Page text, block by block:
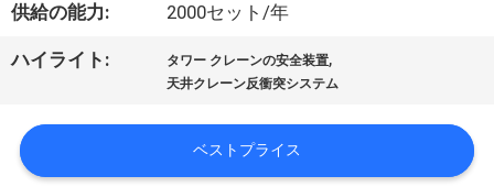
工
場
旅
行
供給の能力: 2000セット/年
ハイライト: タワー クレーンの安全装置,
天井クレーン反衝突システム
ベストプライス